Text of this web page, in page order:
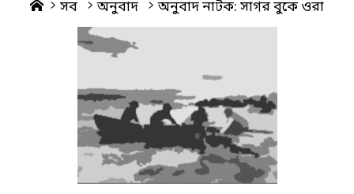
Home
সব অনুবাদ অনুবাদ নাটক: সাগর বুকে ওরা